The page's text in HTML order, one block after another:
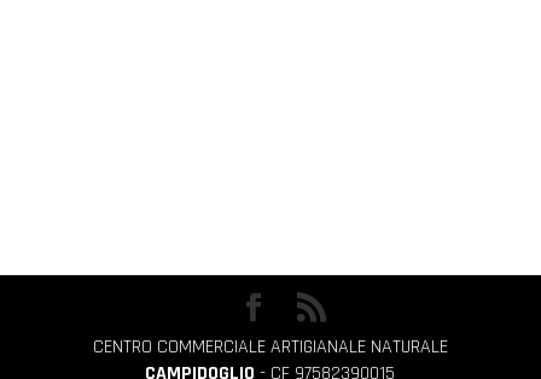
CENTRO COMMERCIALE ARTIGIANALE NATURALE
CAMPIDOGLIO - CF 97582390015